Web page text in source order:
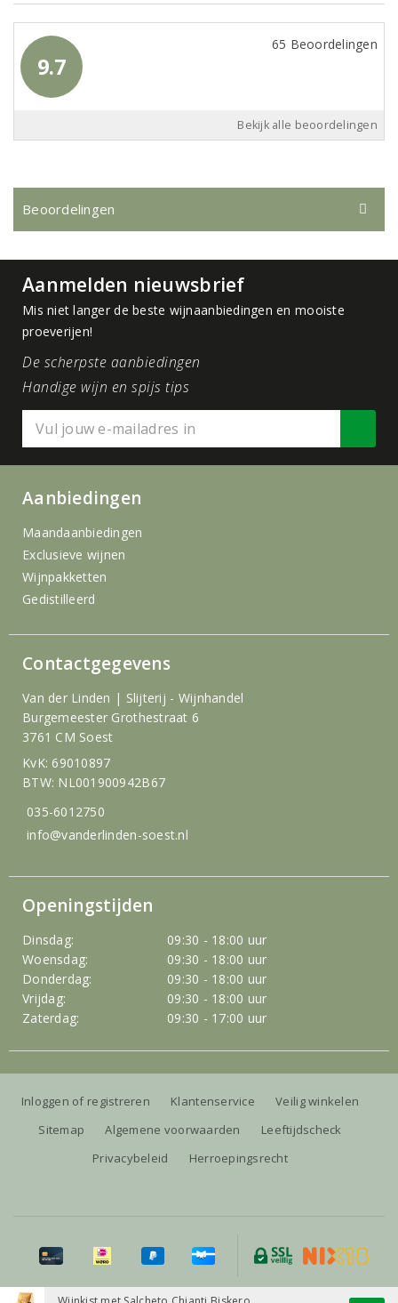
9.7
65 Beoordelingen
Bekijk alle beoordelingen
Beoordelingen
Aanmelden nieuwsbrief
Mis niet langer de beste wijnaanbiedingen en mooiste
proeverijen!
De scherpste aanbiedingen
Handige wijn en spijs tips
Aanbiedingen
Maandaanbiedingen
Exclusieve wijnen
Wijnpakketten
Gedistilleerd
Contactgegevens
Van der Linden | Slijterij - Wijnhandel
Burgemeester Grothestraat 6
3761 CM Soest
KvK: 69010897
BTW: NL001900942B67
035-6012750
info@vanderlinden-soest.nl
Openingstijden
Dinsdag:
09:30 - 18:00 uur
Woensdag:
09:30 - 18:00 uur
Donderdag:
09:30 - 18:00 uur
Vrijdag:
09:30 - 18:00 uur
Zaterdag:
09:30 - 17:00 uur
Inloggen of registreren Klantenservice
Veilig winkelen
Sitemap
Algemene voorwaarden
Leeftijdscheck
Privacybeleid
Herroepingsrecht
Alle prijzen zijn inclusief BTW, exclusief eventuele verzendkosten.